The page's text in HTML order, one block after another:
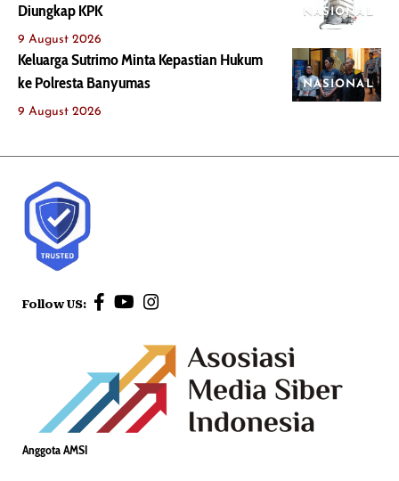
NASIONAL
Diungkap KPK
9 August 2026
NASIONAL
Keluarga Sutrimo Minta Kepastian Hukum
ke Polresta Banyumas
9 August 2026
Follow US:
Anggota AMSI